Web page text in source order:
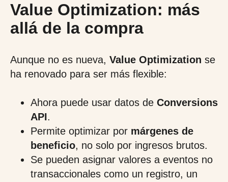
Value Optimization: más
allá de la compra
Aunque no es nueva, Value Optimization se
ha renovado para ser más flexible:
Ahora puede usar datos de Conversions
API.
Permite optimizar por márgenes de
beneficio, no solo por ingresos brutos.
Se pueden asignar valores a eventos no
transaccionales como un registro, un